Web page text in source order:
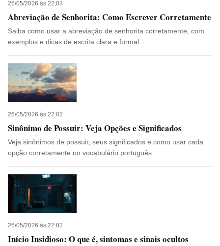
26/05/2026 às 22:03
Abreviação de Senhorita: Como Escrever Corretamente
Saiba como usar a abreviação de senhorita corretamente, com
exemplos e dicas de escrita clara e formal.
26/05/2026 às 22:02
Sinônimo de Possuir: Veja Opções e Significados
Veja sinônimos de possuir, seus significados e como usar cada
opção corretamente no vocabulário português.
26/05/2026 às 22:02
Início Insidioso: O que é, sintomas e sinais ocultos